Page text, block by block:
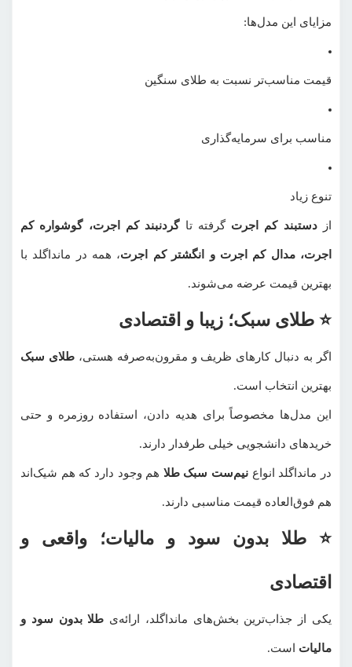
مزایای این مدل‌ها:
قیمت مناسب‌تر نسبت به طلای سنگین
مناسب برای سرمایه‌گذاری
تنوع زیاد
ازدستبند کم اجرت گرفته تاگردنبند کم اجرت، گوشواره کم
اجرت، مدال کم اجرت و انگشتر کم اجرت، همه در مانداگلد با
بهترین قیمت عرضه می‌شوند.
⭐ طلای سبک؛ زیبا و اقتصادی
اگر به دنبال کارهای ظریف و مقرون‌به‌صرفه هستی،طلای سبک
بهترین انتخاب است.
این مدل‌ها مخصوصاً برای هدیه دادن، استفاده روزمره و حتی
خریدهای دانشجویی خیلی طرفدار دارند.
در مانداگلد انواع نیم‌ست سبک طلا هم وجود دارد که هم شیک‌اند
هم فوق‌العاده قیمت مناسبی دارند.
⭐ طلا بدون سود و مالیات؛ واقعی و
اقتصادی
یکی از جذاب‌ترین بخش‌های مانداگلد، ارائه‌ی طلا بدون سود و
مالیات است.